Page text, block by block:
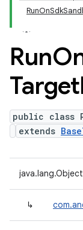
Run
Target
public class
extends
java.lang.Object
↳